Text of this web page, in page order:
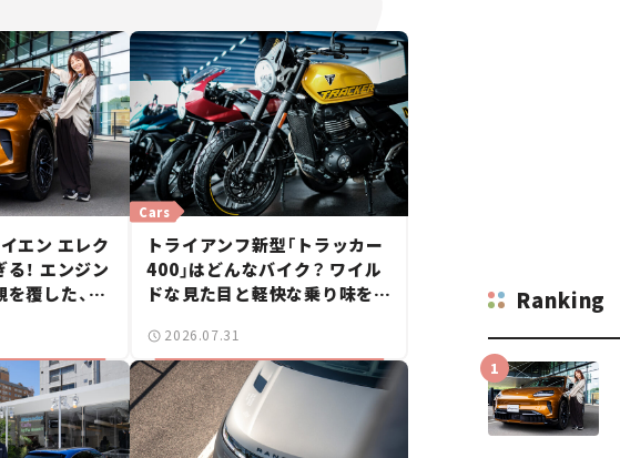
エン エレク
！ エンジン
覆した、新
Cars
トライアンフ新型「トラッカー
400」はどんなバイク？ ワイル
ドな見た目と軽快な乗り味を両
ー【試乗レビュー】
2026.07.31
Ranking